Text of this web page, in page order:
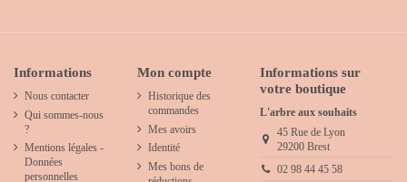
Informations
Nous contacter
Qui sommes-nous
?
Mentions légales -
Données
personnelles
Mon compte
Historique des
commandes
Mes avoirs
Identité
Mes bons de
Informations sur
votre boutique
L'arbre aux souhaits
45 Rue de Lyon
29200 Brest
02 98 44 45 58